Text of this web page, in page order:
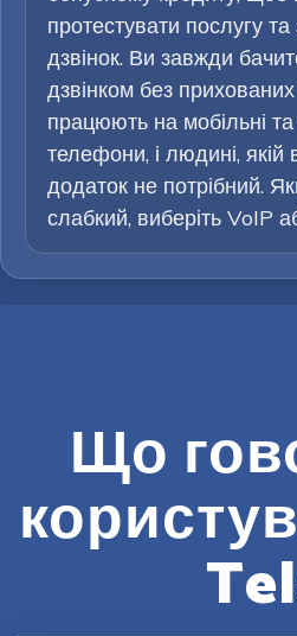
протестувати послугу
дзвінок. Ви завжди
дзвінком без прихованих
працюють на мобільні та
телефони, і людині, якій
додаток не потрібний.
слабкий, виберіть VoIP
Що